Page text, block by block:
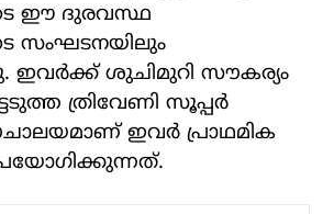
ഈ ദുരവസ്ഥ
സംഘടനയിലും
ഇവര്‍ക്ക് ശുചിമുറി സൗകര്യം
ത്രിവേണി സൂപ്പര്‍
ഇവര്‍ പ്രാഥമിക